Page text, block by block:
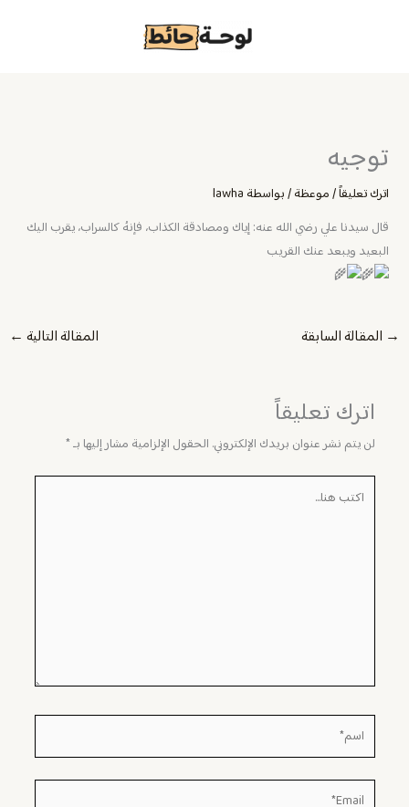
توجيه
اترك تعليقاً/موعظة/ بواسطة lawha
قال سيدنا علي رضي الله عنه: إياك ومصادقة الكذاب، فإنهُ كالسراب، يقرب اليك
البعيد ويبعد عنك القريب
→ المقالة السابقة المقالة التالية ←
اترك تعليقاً
لن يتم نشر عنوان بريدك الإلكتروني. الحقول الإلزامية مشار إليها بـ*
اسم*
Email*